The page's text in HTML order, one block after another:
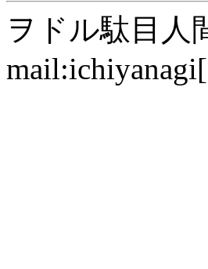
ヲドル駄目人